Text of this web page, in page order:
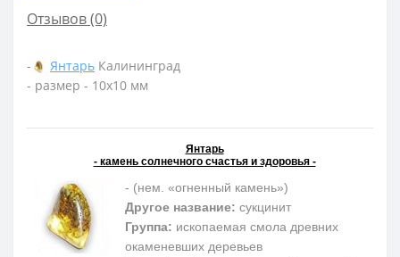
Отзывов (0)
- Янтарь Калининград
- размер - 10х10 мм
Янтарь
- камень солнечного счастья и здоровья -
- (нем. «огненный камень»)
Другое название: сукцинит
Группа: ископаемая смола древних
окаменевших деревьев